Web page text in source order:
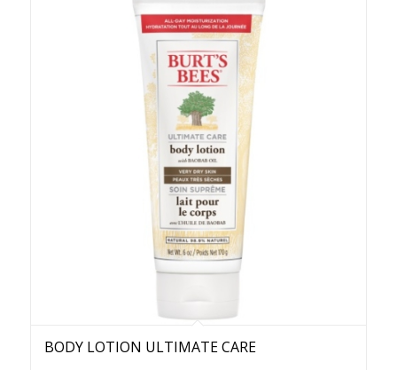
BODY LOTION ULTIMATE CARE